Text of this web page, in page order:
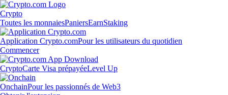
Crypto
Toutes les monnaiesPaniersEarnStaking
Application Crypto.comPour les utilisateurs du quotidien
Commencer
CryptoCarte Visa prépayéeLevel Up
OnchainPour les passionnés de Web3